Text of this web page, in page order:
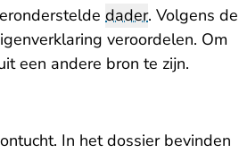
dader. Volgens de
veroordelen. Om
een andere bron te zijn.
In het dossier bevinden